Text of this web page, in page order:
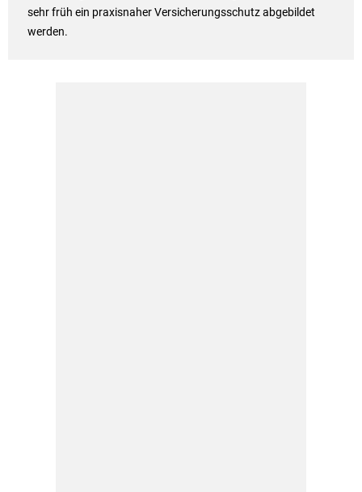
sehr früh ein praxisnaher Versicherungsschutz abgebildet
werden.